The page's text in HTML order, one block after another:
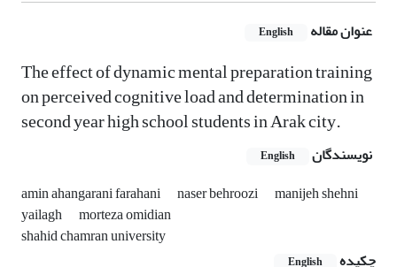
عنوان مقاله English
The effect of dynamic mental preparation training
on perceived cognitive load and determination in
second year high school students in Arak city.
نویسندگان English
amin ahangarani farahani naser behroozi
manijeh shehni
yailagh
morteza omidian
shahid chamran university
چکیده
English